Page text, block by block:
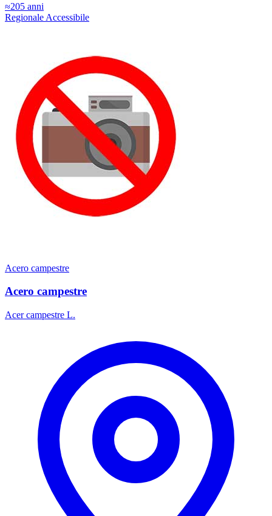
≈205 anni
Regionale Accessibile
Acero campestre
Acero campestre
Acer campestre L.